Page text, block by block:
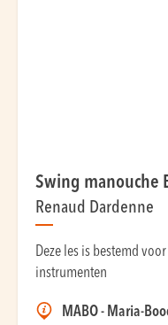
Swing manouche
Renaud Dardenne
Deze les is bestemd
instrumenten
MABO - Maria-